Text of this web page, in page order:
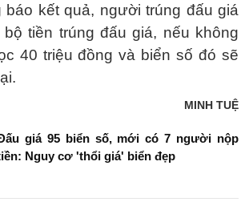
báo kết quả, người trúng đấu giá
tiền trúng đấu giá, nếu không
40 triệu đồng và biển số đó sẽ
MINH TUỆ
giá 95 biển số, mới có 7 người nộp
Nguy cơ 'thổi giá' biển đẹp